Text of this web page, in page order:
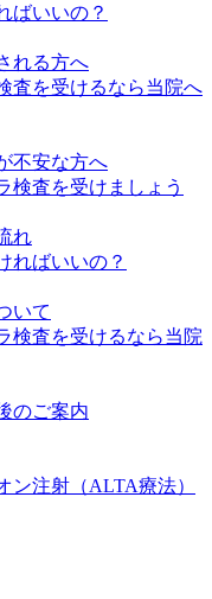
ばいいの？
れる方へ
査を受けるなら当院へ
不安な方へ
検査を受けましょう
れ
ればいいの？
いて
検査を受けるなら当院
のご案内
ン注射（ALTA療法）